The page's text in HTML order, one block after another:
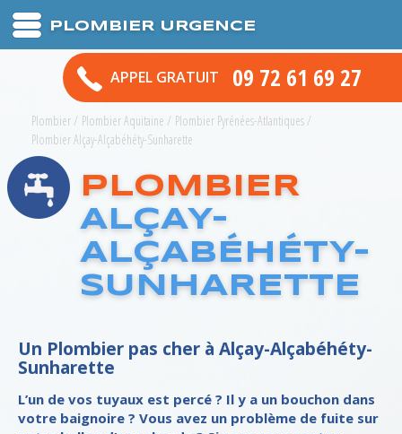
PLOMBIER URGENCE
APPEL GRATUIT 09 72 61 69 27
Plombier/ Plombier Aquitaine / Plombier Pyrénées-Atlantiques/
Plombier Alçay-Alçabéhéty-Sunharette
PLOMBIER
ALÇAY-
ALÇABÉHÉTY-
SUNHARETTE
Un Plombier pas cher à Alçay-Alçabéhéty-
Sunharette
L’un de vos tuyaux est percé ? Il y a un bouchon dans
votre baignoire ? Vous avez un problème de fuite sur